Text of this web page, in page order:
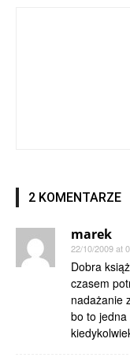
2 KOMENTARZE
marek
22/10/2009 at
Dobra
czasem
nadażanie
bo to jedna